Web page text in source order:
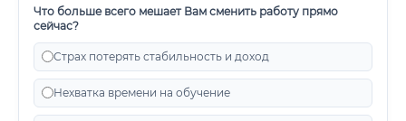
Что больше всего мешает Вам сменить работу прямо
сейчас?
Страх потерять стабильность и доход
Нехватка времени на обучение